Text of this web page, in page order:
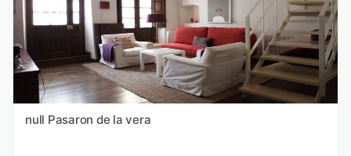
null Pasaron de la vera